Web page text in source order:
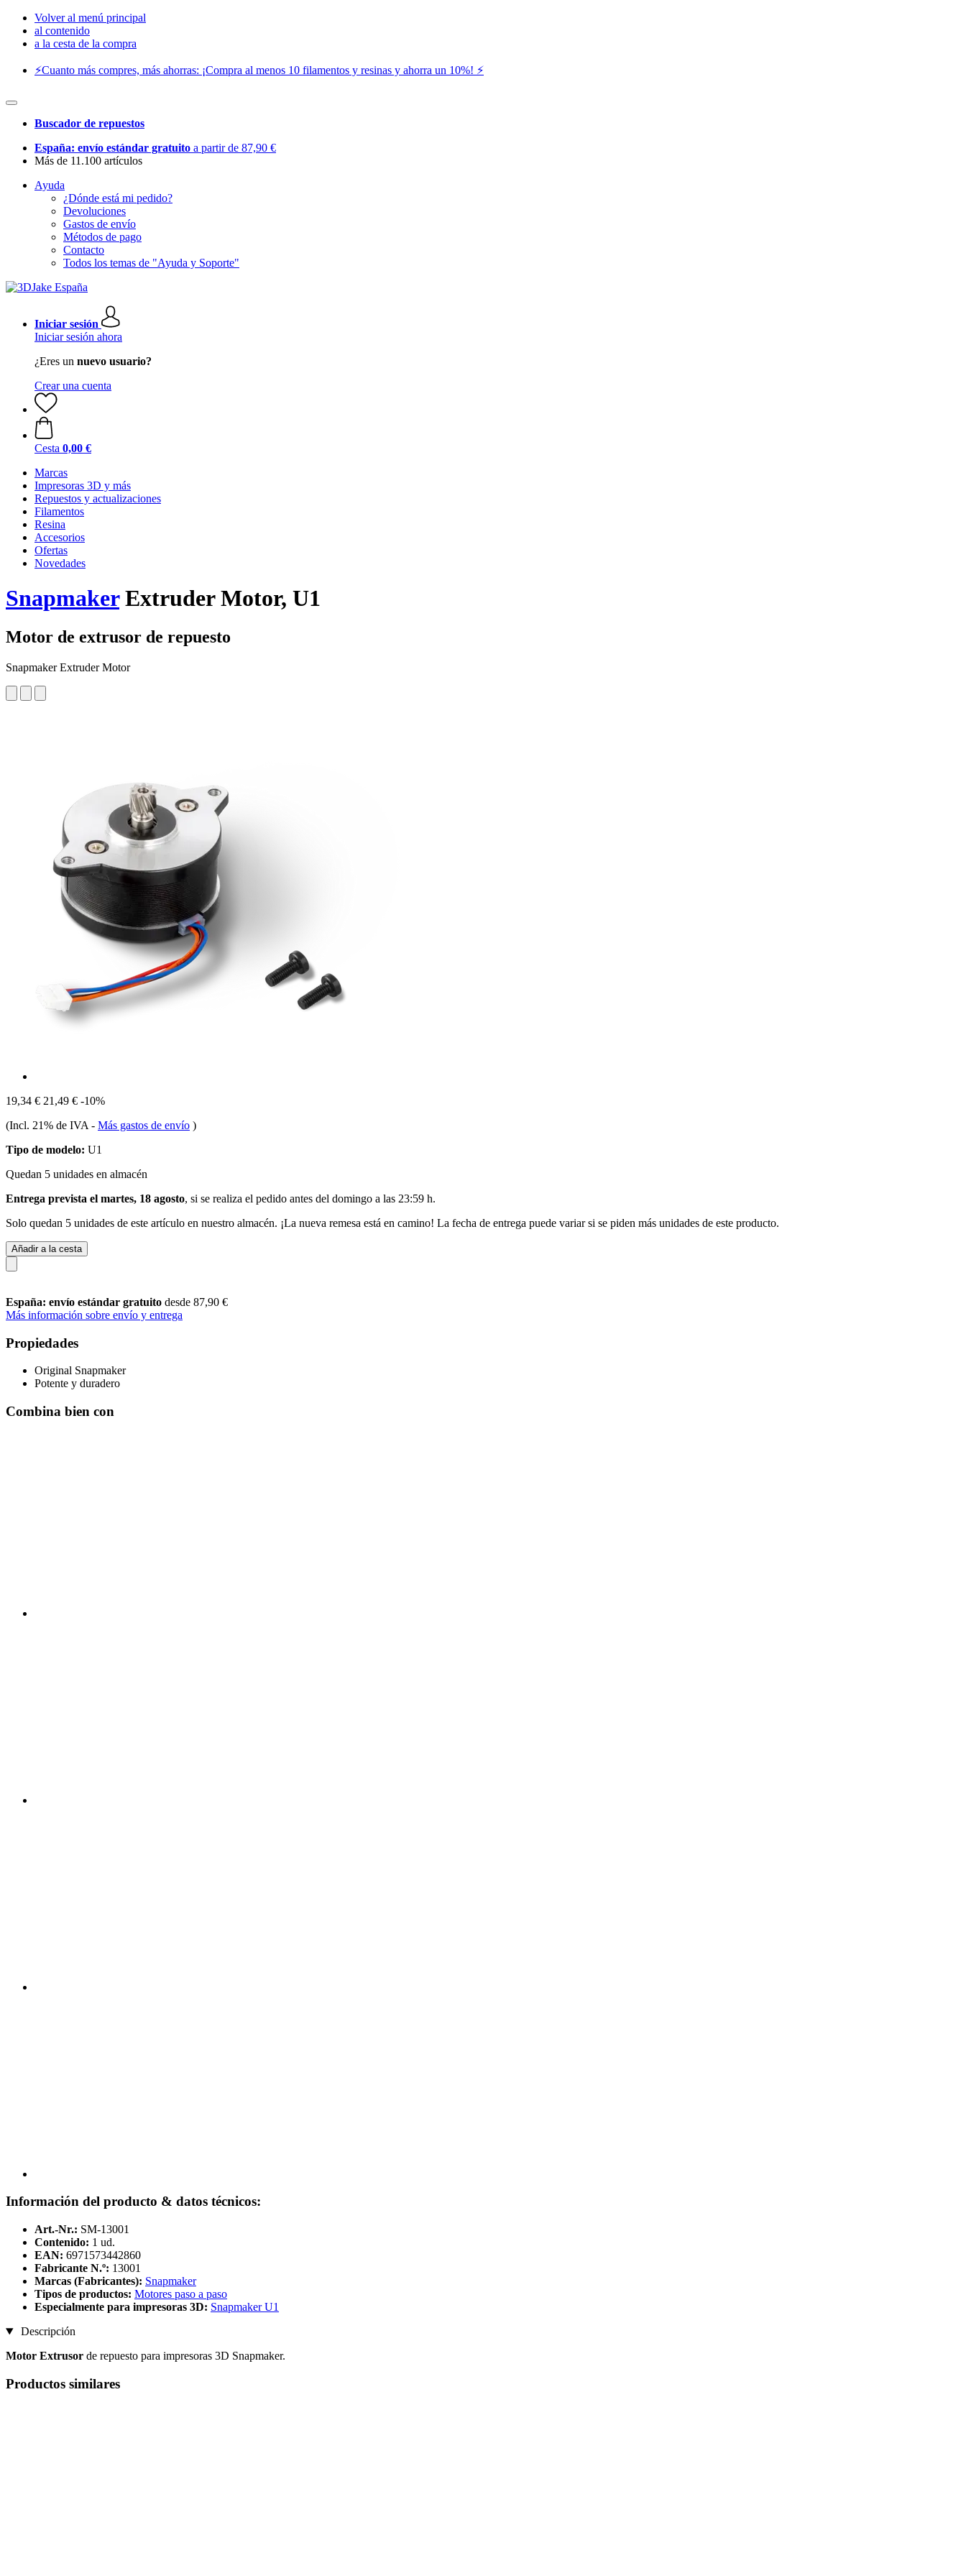
Volver al menú principal
al contenido
a la cesta de la compra
⚡️Cuanto más compres, más ahorras: ¡Compra al menos 10 filamentos y resinas y ahorra un 10%! ⚡️
Buscador de repuestos
España: envío estándar gratuito a partir de 87,90 €
Más de 11.100 artículos
Ayuda
¿Dónde está mi pedido?
Devoluciones
Gastos de envío
Métodos de pago
Contacto
Todos los temas de "Ayuda y Soporte"
Iniciar sesión
Iniciar sesión ahora
¿Eres un nuevo usuario?
Crear una cuenta
Cesta 0,00 €
Marcas
Impresoras 3D y más
Repuestos y actualizaciones
Filamentos
Resina
Accesorios
Ofertas
Novedades
SnapmakerExtruder Motor, U1
Motor de extrusor de repuesto
Snapmaker Extruder Motor
19,34 € 21,49 € -10%
(Incl. 21% de IVA - Más gastos de envío )
Tipo de modelo: U1
Quedan 5 unidades en almacén
Entrega prevista el martes, 18 agosto, si se realiza el pedido antes del domingo a las 23:59 h.
Solo quedan 5 unidades de este artículo en nuestro almacén. ¡La nueva remesa está en camino! La fecha de entrega puede variar si se piden más unidades de este producto.
Añadir a la cesta
España: envío estándar gratuito desde 87,90 €
Más información sobre envío y entrega
Propiedades
Original Snapmaker
Potente y duradero
Combina bien con
Información del producto & datos técnicos:
Art.-Nr.: SM-13001
Contenido: 1 ud.
EAN: 6971573442860
Fabricante N.º: 13001
Marcas (Fabricantes): Snapmaker
Tipos de productos: Motores paso a paso
Especialmente para impresoras 3D: Snapmaker U1
Descripción
Motor Extrusor de repuesto para impresoras 3D Snapmaker.
Productos similares